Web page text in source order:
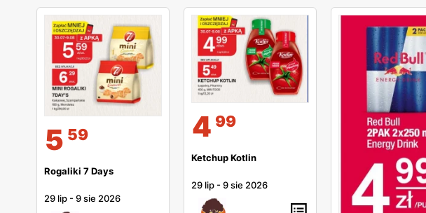
5 59
Rogaliki 7 Days
29 lip -9 sie 2026
4 99
Ketchup Kotlin
29 lip -9 sie 2026